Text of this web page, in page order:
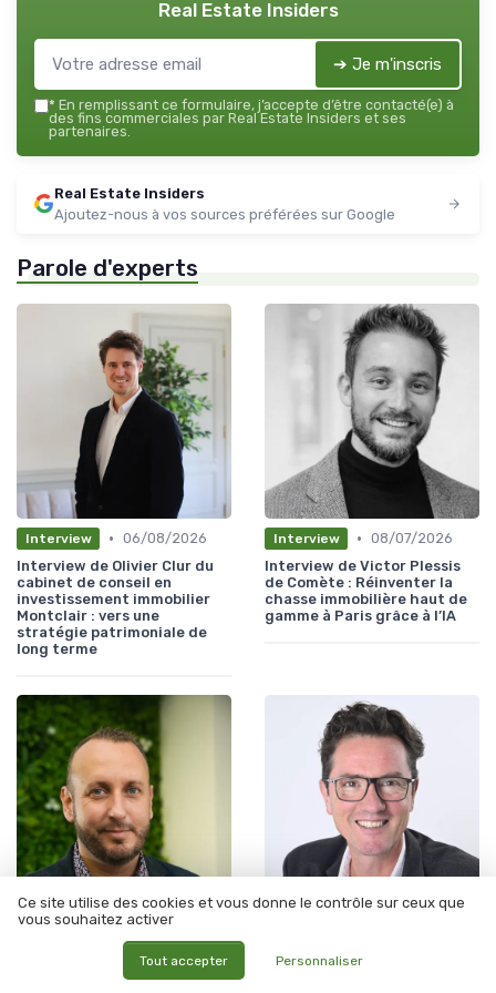
Real Estate Insiders
➔ Je m'inscris
* En remplissant ce formulaire, j’accepte d’être contacté(e) à
des fins commerciales par Real Estate Insiders et ses
partenaires.
Real Estate Insiders
Ajoutez-nous à vos sources préférées sur Google
Parole d'experts
Interview • 06/08/2026
Interview de Olivier Clur du
cabinet de conseil en
investissement immobilier
Montclair : vers une
stratégie patrimoniale de
long terme
Interview • 08/07/2026
Interview de Victor Plessis
de Comète : Réinventer la
chasse immobilière haut de
gamme à Paris grâce à l’IA
Interview •
01/07/2026
Interview de Jocelyn Tuccio
de J'OSE L'IMMO : Réinventer
Interview de Hervé MADER de
Ce site utilise des cookies et vous donne le contrôle sur ceux que
vous souhaitez activer
Tout accepter Personnaliser